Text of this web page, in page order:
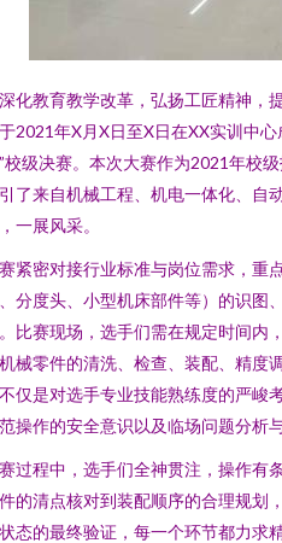
化教育教学改革，弘扬工匠精神，
2021年X月X日至X日在XX实训中
校级决赛。本次大赛作为2021年校
了来自机械工程、机电一体化、自
一展风采。
紧密对接行业标准与岗位需求，重
分度头、小型机床部件等）的识图
比赛现场，选手们需在规定时间内
械零件的清洗、检查、装配、精度
仅是对选手专业技能熟练度的严峻
操作的安全意识以及临场问题分析
过程中，选手们全神贯注，操作有
的清点核对到装配顺序的合理规划
态的最终验证，每一个环节都力求